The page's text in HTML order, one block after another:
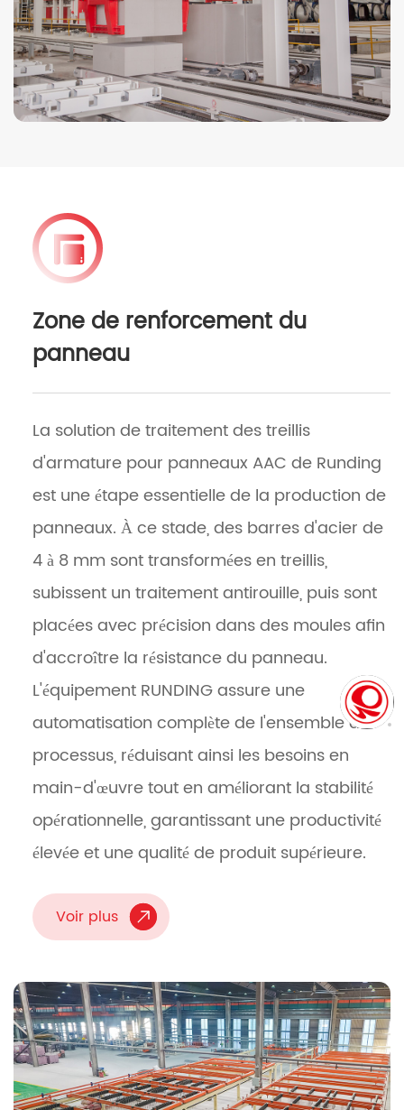
Zone de renforcement du
panneau
La solution de traitement des treillis
d'armature pour panneaux AAC de Runding
est une étape essentielle de la production de
panneaux. À ce stade, des barres d'acier de
4 à 8 mm sont transformées en treillis,
subissent un traitement antirouille, puis sont
placées avec précision dans des moules afin
d'accroître la résistance du panneau.
L'équipement RUNDING assure une
automatisation complète de l'ensemble du
processus, réduisant ainsi les besoins en
main-d'œuvre tout en améliorant la stabilité
opérationnelle, garantissant une productivité
élevée et une qualité de produit supérieure.
Voir plus